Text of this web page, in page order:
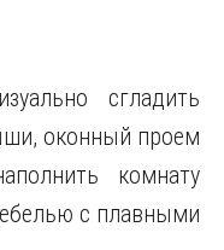
сгладить
оконный проем
комнату
с плавными